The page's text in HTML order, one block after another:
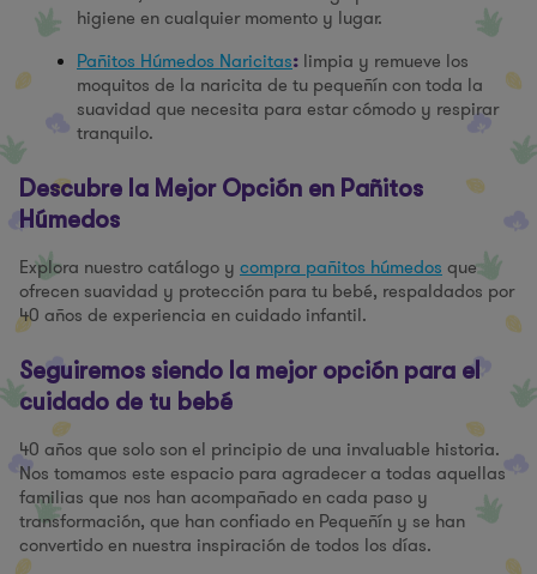
higiene en cualquier momento y lugar.
Pañitos Húmedos Naricitas: limpia y remueve los
moquitos de la naricita de tu pequeñín con toda la
suavidad que necesita para estar cómodo y respirar
tranquilo.
Descubre la Mejor Opción en Pañitos
Húmedos
Explora nuestro catálogo y compra pañitos húmedos que
ofrecen suavidad y protección para tu bebé, respaldados por
40 años de experiencia en cuidado infantil.
Seguiremos siendo la mejor opción para el
cuidado de tu bebé
40 años que solo son el principio de una invaluable historia.
Nos tomamos este espacio para agradecer a todas aquellas
familias que nos han acompañado en cada paso y
transformación, que han confiado en Pequeñín y se han
convertido en nuestra inspiración de todos los días.